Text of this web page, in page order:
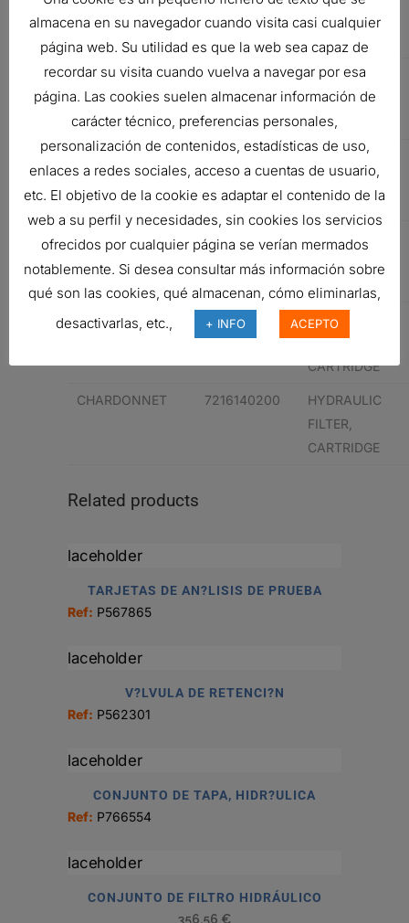
MOTORENTECHN
FILTER,
CARTRIDGE
WALGAHN-
MOTORENTECHN
811011
HYDRAULIC
FILTER,
CARTRIDGE
WORTHINGTON 9123211
HYDRAULIC
FILTER,
CARTRIDGE
CATERPILLAR 3I0509
HYDRAULIC
FILTER,
CARTRIDGE
CATERPILLAR 3I0679
HYDRAULIC
FILTER,
CARTRIDGE
CHARDONNET 7216140200
HYDRAULIC
FILTER,
CARTRIDGE
Related products
TARJETAS DE AN?LISIS DE PRUEBA
Ref: P567865
V?LVULA DE RETENCI?N
Ref: P562301
CONJUNTO DE TAPA, HIDR?ULICA
Ref: P766554
CONJUNTO DE FILTRO HIDRÁULICO
356,56 €
almacena en su navegador cuando visita casi cualquier
página web. Su utilidad es que la web sea capaz de
recordar su visita cuando vuelva a navegar por esa
página. Las cookies suelen almacenar información de
carácter técnico, preferencias personales,
personalización de contenidos, estadísticas de uso,
enlaces a redes sociales, acceso a cuentas de usuario,
etc. El objetivo de la cookie es adaptar el contenido de la
web a su perfil y necesidades, sin cookies los servicios
ofrecidos por cualquier página se verían mermados
notablemente. Si desea consultar más información sobre
qué son las cookies, qué almacenan, cómo eliminarlas,
desactivarlas, etc.,
+ INFO ACEPTO